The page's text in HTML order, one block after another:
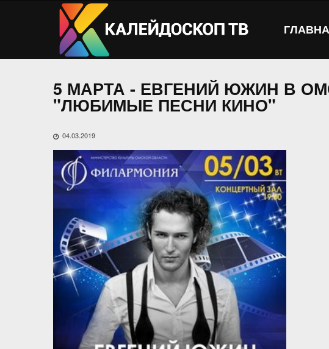
5 МАРТА - ЕВГЕНИЙ ЮЖИН В
"ЛЮБИМЫЕ ПЕСНИ КИНО"
04.03.2019